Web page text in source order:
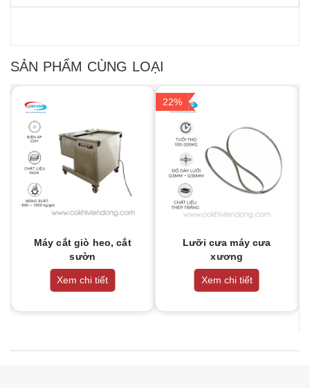
SẢN PHẨM CÙNG LOẠI
Máy cắt giò heo, cắt
sườn
Xem chi tiết
22%
Lưỡi cưa máy cưa
xương
Xem chi tiết